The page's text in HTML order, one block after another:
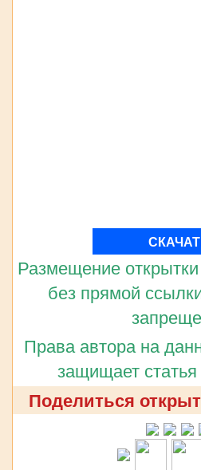
Размещение
без прямой
Права автора на
защищает
Поделиться